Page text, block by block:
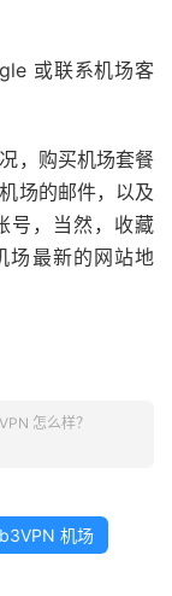
或联系机场客
，购买机场套餐
场的邮件，以及
号，当然，收藏
场最新的网站地
怎么样？
机场